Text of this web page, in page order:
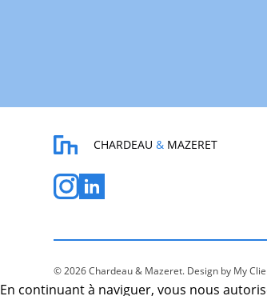
CHARDEAU& MAZERET
© 2026 Chardeau & Mazeret. Design by My
En continuant à naviguer, vous nous